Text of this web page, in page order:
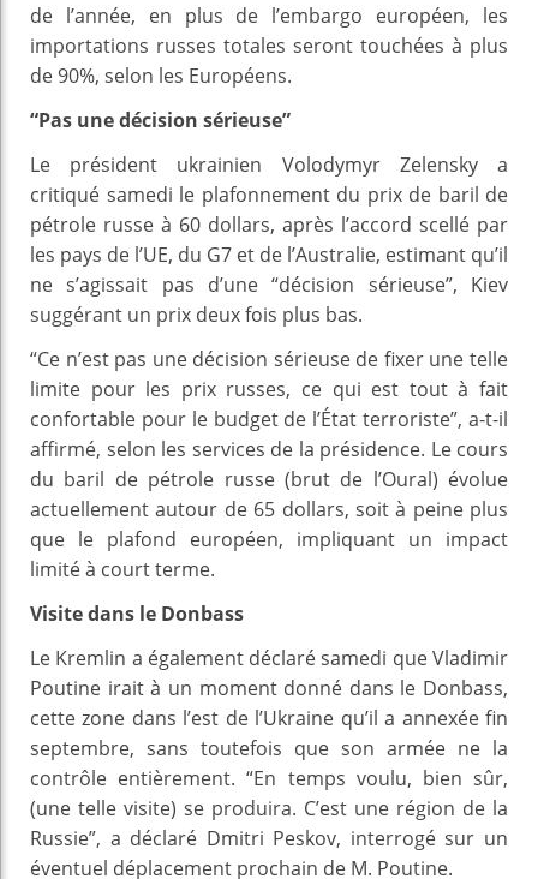
de l’année, en plus de l’embargo européen, les
importations russes totales seront touchées à plus
de 90%, selon les Européens.
“Pas une décision sérieuse”
Le président ukrainien Volodymyr Zelensky a
critiqué samedi le plafonnement du prix de baril de
pétrole russe à 60 dollars, après l’accord scellé par
les pays de l’UE, du G7 et de l’Australie, estimant qu’il
ne s’agissait pas d’une “décision sérieuse”, Kiev
suggérant un prix deux fois plus bas.
“Ce n’est pas une décision sérieuse de fixer une telle
limite pour les prix russes, ce qui est tout à fait
confortable pour le budget de l’État terroriste”, a-t-il
affirmé, selon les services de la présidence. Le cours
du baril de pétrole russe (brut de l’Oural) évolue
actuellement autour de 65 dollars, soit à peine plus
que le plafond européen, impliquant un impact
limité à court terme.
Visite dans le Donbass
Le Kremlin a également déclaré samedi que Vladimir
Poutine irait à un moment donné dans le Donbass,
cette zone dans l’est de l’Ukraine qu’il a annexée fin
septembre, sans toutefois que son armée ne la
contrôle entièrement. “En temps voulu, bien sûr,
(une telle visite) se produira. C’est une région de la
Russie”, a déclaré Dmitri Peskov, interrogé sur un
éventuel déplacement prochain de M. Poutine.